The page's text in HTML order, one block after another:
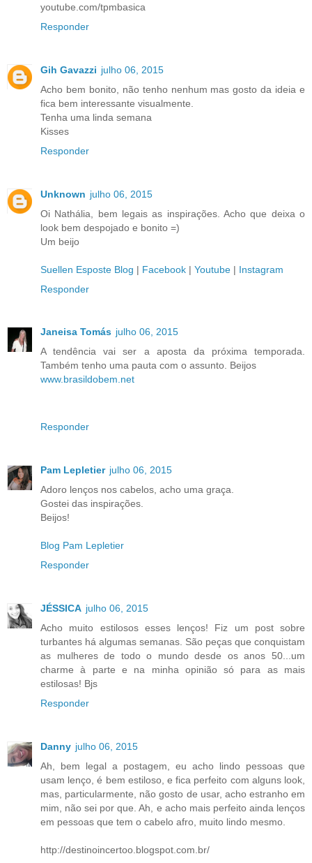
youtube.com/tpmbasica
Responder
Gih Gavazzi julho 06, 2015
Acho bem bonito, não tenho nenhum mas gosto da ideia e
fica bem interessante visualmente.
Tenha uma linda semana
Kisses
Responder
Unknown julho 06, 2015
Oi Nathália, bem legais as inspirações. Acho que deixa o
look bem despojado e bonito =)
Um beijo
Suellen Esposte Blog | Facebook | Youtube | Instagram
Responder
Janeisa Tomás julho 06, 2015
A tendência vai ser a aposta da próxima temporada.
Também tenho uma pauta com o assunto. Beijos
www.brasildobem.net
Responder
Pam Lepletier julho 06, 2015
Adoro lenços nos cabelos, acho uma graça.
Gostei das inspirações.
Beijos!
Blog Pam Lepletier
Responder
JÉSSICA julho 06, 2015
Acho muito estilosos esses lenços! Fiz um post sobre
turbantes há algumas semanas. São peças que conquistam
as mulheres de todo o mundo desde os anos 50...um
charme à parte e na minha opinião só para as mais
estilosas! Bjs
Responder
Danny julho 06, 2015
Ah, bem legal a postagem, eu acho lindo pessoas que
usam lenço, é bem estiloso, e fica perfeito com alguns look,
mas, particularmente, não gosto de usar, acho estranho em
mim, não sei por que. Ah, e acho mais perfeito ainda lenços
em pessoas que tem o cabelo afro, muito lindo mesmo.
http://destinoincertoo.blogspot.com.br/